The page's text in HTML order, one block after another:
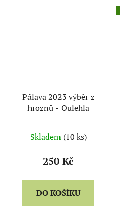
Pálava 2023 výběr z
hroznů - Oulehla
Skladem (10 ks)
250 Kč
DO KOŠÍKU